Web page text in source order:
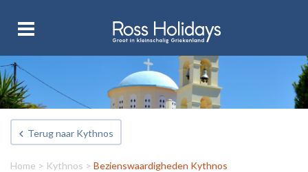
Terug naar Kythnos
Home > Kythnos > Bezienswaardigheden Kythnos